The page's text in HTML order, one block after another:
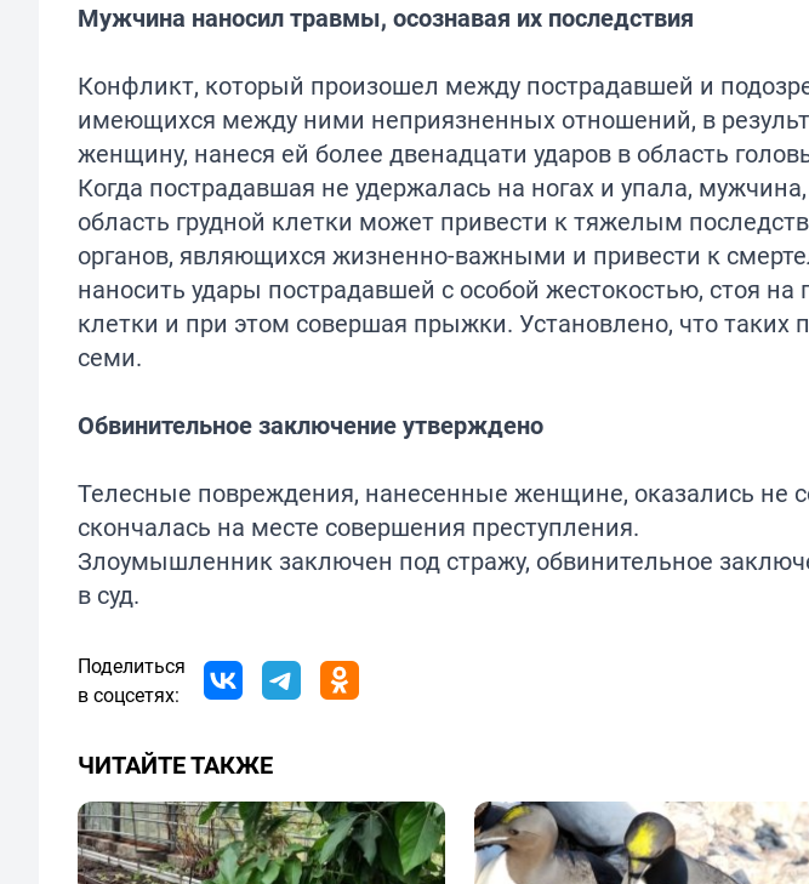
Мужчина наносил травмы, осознавая их последствия
Конфликт, который произошел между пострадавшей и
имеющихся между ними неприязненных отношений, в
женщину, нанеся ей более двенадцати ударов в область
Когда пострадавшая не удержалась на ногах и упала,
область грудной клетки может привести к тяжелым
органов, являющихся жизненно-важными и привести к
наносить удары пострадавшей с особой жестокостью, стоя на
клетки и при этом совершая прыжки. Установлено, что
семи.
Обвинительное заключение утверждено
Телесные повреждения, нанесенные женщине, оказались не
скончалась на месте совершения преступления.
Злоумышленник заключен под стражу, обвинительное
в суд.
Поделиться
в соцсетях:
ЧИТАЙТЕ ТАКЖЕ